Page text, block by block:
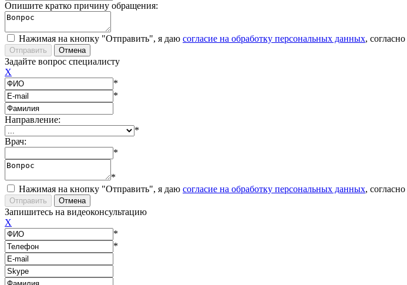
Опишите кратко причину обращения:
Нажимая на кнопку "Отправить", я даю согласие на обработку персональных данных, согласно
Задайте вопрос специалисту
X
*
*
Направление:
*
Врач:
*
*
Нажимая на кнопку "Отправить", я даю согласие на обработку персональных данных, согласно
Запишитесь на видеоконсультацию
X
*
*